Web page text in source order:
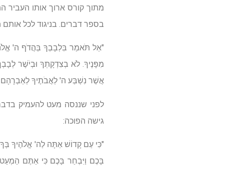
מתוך קורס ארוך אותו העביר
בספר דברים. בניגוד לכל
"אַל תֹּאמַר בִּלְבָבְךָ בַּהֲדֹף ה'
מִפָּנֶיךָ. לֹא בְצִדְקָתְךָ וּבְיֹשֶׁר
אֲשֶׁר נִשְׁבַּע ה' לַאֲבֹתֶיךָ לְאַבְרָהָם
לפני שננסה מעט להעמיק
גישה הפוכה:
"כִּי עַם קָדוֹשׁ אַתָּה לַה' אֱלֹהֶיךָ
בָּכֶם וַיִּבְחַר בָּכֶם כִּי אַתֶּם